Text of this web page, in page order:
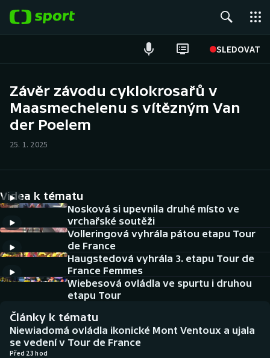
SLEDOVAT
Hokej
Cyklistika
DALŠÍ SPORTY
Americký fotbal
Baseball a softbal
Biatlon
NEPŘEHLÉDNĚTE
Soutěže
Aplikace ČT sport
Závěr závodu cyklokrosařů v
Maasmechelenu s vítězným Van
der Poelem
25. 1. 2025
Videa k tématu
Nosková si upevnila druhé místo ve
vrchařské soutěži
Volleringová vyhrála pátou etapu Tour
de France
Haugstedová vyhrála 3. etapu Tour de
France Femmes
Wiebesová ovládla ve spurtu i druhou
etapu Tour
Články k tématu
Niewiadomá ovládla ikonické Mont Ventoux a ujala
se vedení v Tour de France
Před 23 hod